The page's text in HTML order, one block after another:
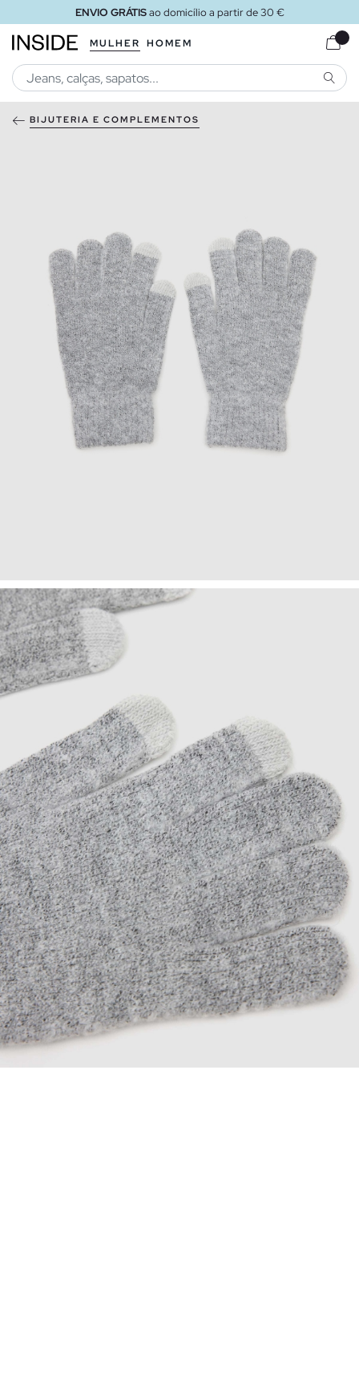
ENVIO GRÁTISao domicílio a partir de 30 €
MULHER HOMEM
BIJUTERIA E COMPLEMENTOS